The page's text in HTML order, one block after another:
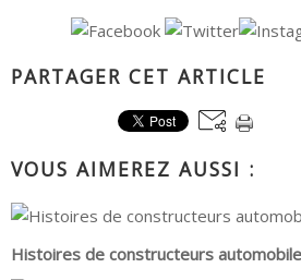
PARTAGER CET ARTICLE
VOUS AIMEREZ AUSSI :
Histoires de constructeurs